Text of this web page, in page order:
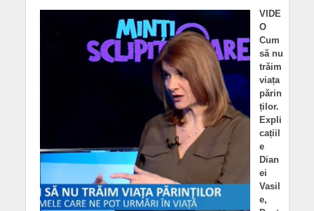
VIDE
O
Cum
să nu
trăim
viața
părin
ților.
Expli
cațiil
e
Dian
ei
Vasil
e,